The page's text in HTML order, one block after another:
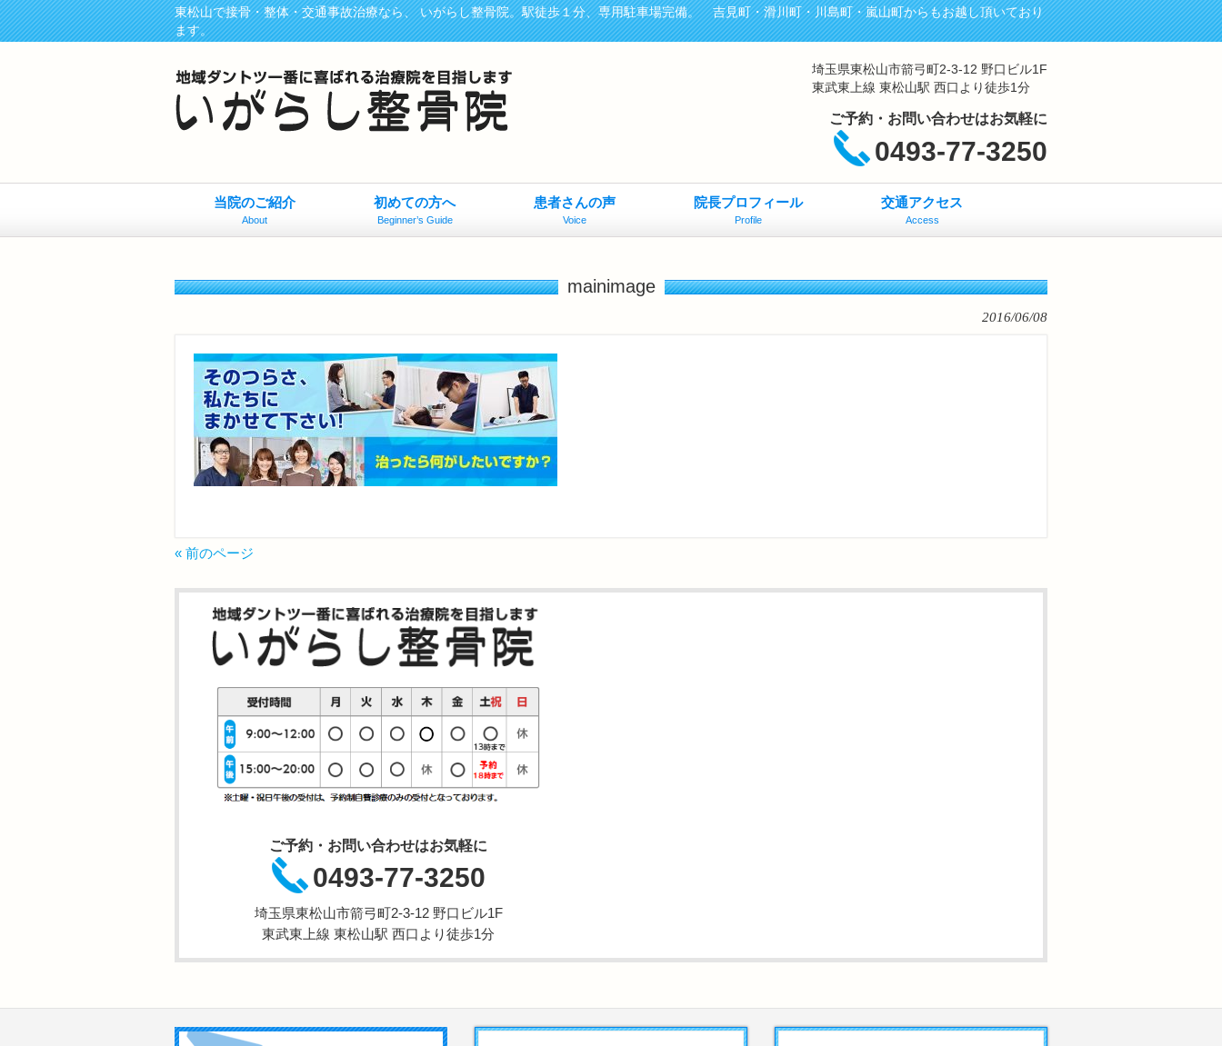
東松山で接骨・整体・交通事故治療なら、 いがらし整骨院。駅徒歩１分、専用駐車場完備。 吉見町・滑川町・川島町・嵐山町からもお越し頂いており
ます。
埼玉県東松山市箭弓町2-3-12 野口ビル1F
東武東上線 東松山駅 西口より徒歩1分
ご予約・お問い合わせはお気軽に
0493-77-3250
当院のご紹介
About
初めての方へ
Beginner’s Guide
患者さんの声
Voice
院長プロフィール
Profile
交通アクセス
Access
mainimage
2016/06/08
« 前のページ
ご予約・お問い合わせはお気軽に
0493-77-3250
埼玉県東松山市箭弓町2-3-12 野口ビル1F
東武東上線 東松山駅 西口より徒歩1分